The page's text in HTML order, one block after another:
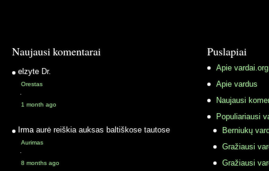
Naujausi komentarai
elzyte Dr.
Orestas
·
1 month ago
Irma aurė reiškia auksas baltiškose tautose
Aurimas
·
8 months ago
Puslapiai
Apie vardai.org
Apie vardus
Naujausi
Populiariausi
Berniukų
Gražiausi
Gražiausi